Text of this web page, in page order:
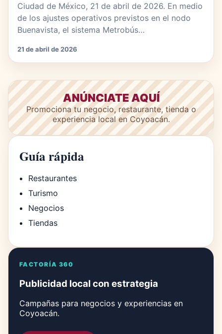
Ciudad de México, 21 de abril de 2026. En medio
de los ajustes operativos previstos en el nodo
Buenavista, el sistema Metrobús…
21 de abril de 2026
ANÚNCIATE AQUÍ
Promociona tu negocio, restaurante, tienda o
experiencia local en Coyoacán.
Guía rápida
Restaurantes
Turismo
Negocios
Tiendas
FACTORÍA 360
Publicidad local con estrategia
Campañas para negocios y experiencias en
Coyoacán.